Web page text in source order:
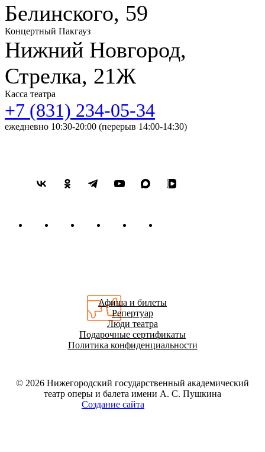
Белинского, 59
Концертный Пакгауз
Нижний Новгород,
Стрелка, 21Ж
Касса театра
+7 (831) 234-05-34
ежедневно 10:30-20:00 (перерыв 14:00-14:30)
Афиша и билеты
Репертуар
Люди театра
Подарочные сертификаты
Политика конфиденциальности
© 2026 Нижегородский государственный академический
театр оперы и балета имени А. С. Пушкина
Создание сайта